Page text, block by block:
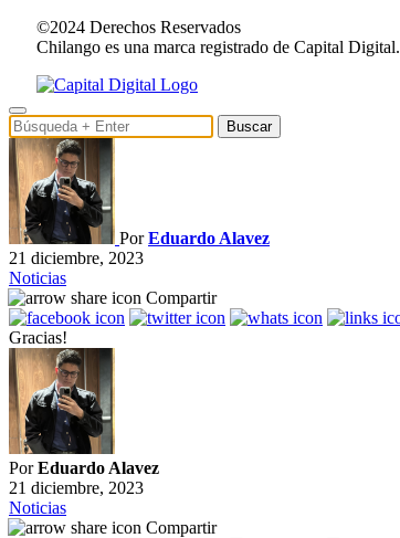
©2024 Derechos Reservados
Chilango es una marca registrado de Capital Digital.
Buscar
PorEduardo Alavez
21 diciembre, 2023
Noticias
Compartir
Gracias!
PorEduardo Alavez
21 diciembre, 2023
Noticias
Compartir